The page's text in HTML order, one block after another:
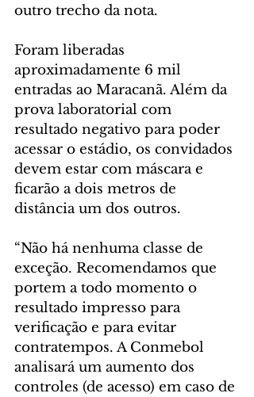
outro trecho da nota.
Foram liberadas
aproximadamente 6 mil
entradas ao Maracanã. Além da
prova laboratorial com
resultado negativo para poder
acessar o estádio, os convidados
devem estar com máscara e
ficarão a dois metros de
distância um dos outros.
“Não há nenhuma classe de
exceção. Recomendamos que
portem a todo momento o
resultado impresso para
verificação e para evitar
contratempos. A Conmebol
analisará um aumento dos
controles (de acesso) em caso de